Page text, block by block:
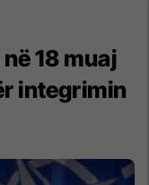
18 muaj
integrimin